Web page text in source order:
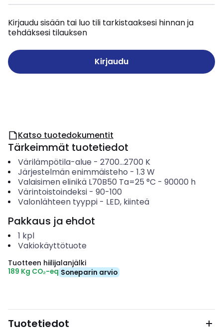
Kirjaudu sisään tai luo tili tarkistaaksesi hinnan ja
tehdäksesi tilauksen
Kirjaudu
Katso tuotedokumentit
Tärkeimmät tuotetiedot
Värilämpötila-alue - 2700...2700 K
Järjestelmän enimmäisteho - 1.3 W
Valaisimen elinikä L70B50 Ta=25 °C - 90000 h
Värintoistoindeksi- 90-100
Valonlähteen tyyppi- LED, kiinteä
Pakkaus ja ehdot
1 kpl
Vakiokäyttötuote
Tuotteen hiilijalanjälki
189 Kg CO₂-eq Soneparin arvio
Tuotetiedot